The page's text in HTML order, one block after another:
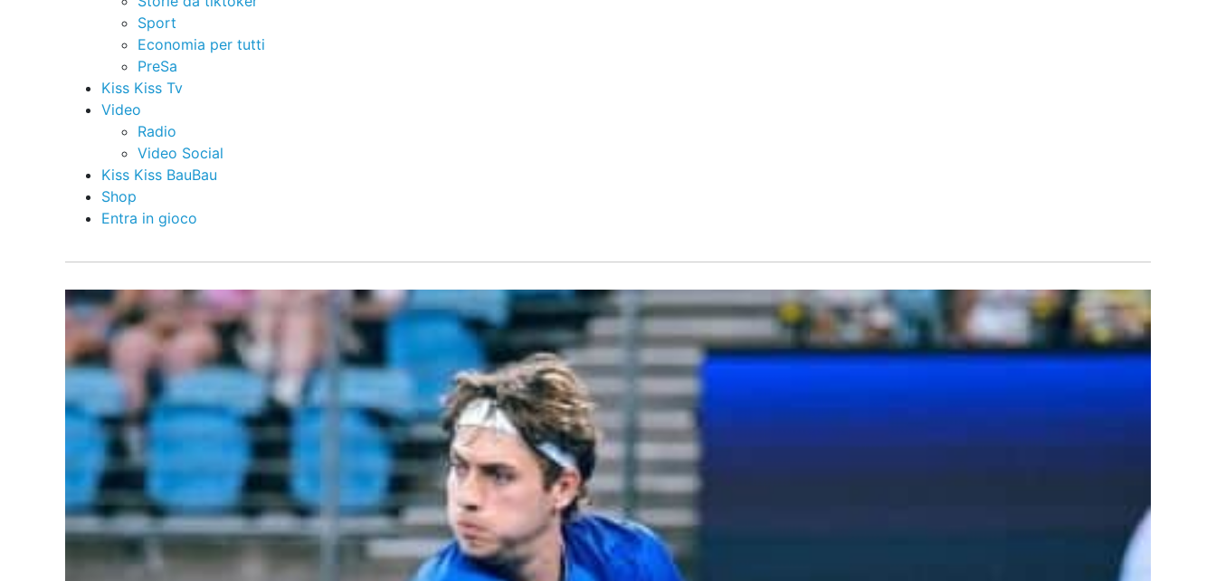
Sport
Economia per tutti
PreSa
Kiss Kiss Tv
Video
Radio
Video Social
Kiss Kiss BauBau
Shop
Entra in gioco